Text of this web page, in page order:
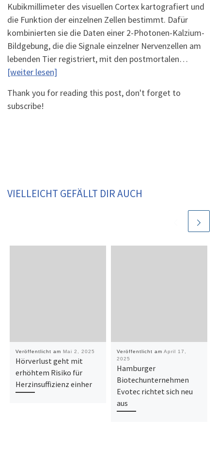
Kubikmillimeter des visuellen Cortex kartografiert und
die Funktion der einzelnen Zellen bestimmt. Dafür
kombinierten sie die Daten einer 2-Photonen-Kalzium-
Bildgebung, die die Signale einzelner Nervenzellen am
lebenden Tier registriert, mit den postmortalen…
[weiter lesen]
Thank you for reading this post, don't forget to
subscribe!
VIELLEICHT GEFÄLLT DIR AUCH
Veröffentlicht am Mai 2, 2025
Hörverlust geht mit
erhöhtem Risiko für
Herzinsuffizienz einher
Veröffentlicht am April 17,
2025
Hamburger
Biotechunternehmen
Evotec richtet sich neu
aus